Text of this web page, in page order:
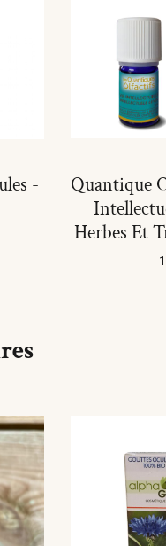
-
Quantique
Herbes Et